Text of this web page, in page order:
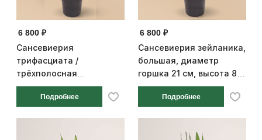
6 800 ₽
Сансевиерия
трифасциата /
трёхполосная
«Лауренти», высокая,
диаметр горшка 21 см,
Подробнее
6 800 ₽
Сансевиерия зейланика,
большая, диаметр
горшка 21 см, высота 80
см
Подробнее